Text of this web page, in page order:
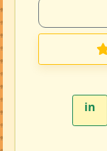
in